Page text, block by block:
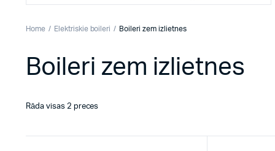
Home Elektriskie boileri Boileri zem izlietnes
Boileri zem izlietnes
Rāda visas 2 preces